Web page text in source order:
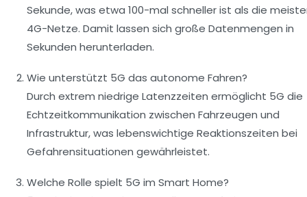
Sekunde, was etwa 100-mal schneller ist als die
4G-Netze. Damit lassen sich große Datenmengen in
Sekunden herunterladen.
Wie unterstützt 5G das autonome Fahren?
Durch extrem niedrige Latenzzeiten ermöglicht 5G die
Echtzeitkommunikation zwischen Fahrzeugen und
Infrastruktur, was lebenswichtige Reaktionszeiten bei
Gefahrensituationen gewährleistet.
Welche Rolle spielt 5G im Smart Home?